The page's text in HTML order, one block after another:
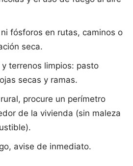
fósforos en rutas, caminos o
seca.
terrenos limpios: pasto
secas y ramas.
procure un perímetro
de la vivienda (sin maleza
avise de inmediato.